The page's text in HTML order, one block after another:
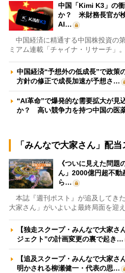
中国「Kimi K3」の
か？ 米財務長官が
AI…
中国経済に精通する中国株投資の
ミアム連載「チャイナ・リサーチ」
中国経済“予想外の低成長”で政
方針の修正で成長加速が予想さ…
“AI革命”で爆発的な需要拡大が見
か？ 高い競争力を持つ中国の医
「みんなで大家さん」配
《ついに見えた問題
ん」2000億円超不動
ら…
本誌『週刊ポスト』が追及してき
大家さん」がいよいよ最終局面を迎
【独走スクープ・みんなで大家さ
ジェクト”の計画変更の裏で起き…
【追及スクープ・みんなで大家さ
明かされる柳瀬健一・代表の思…